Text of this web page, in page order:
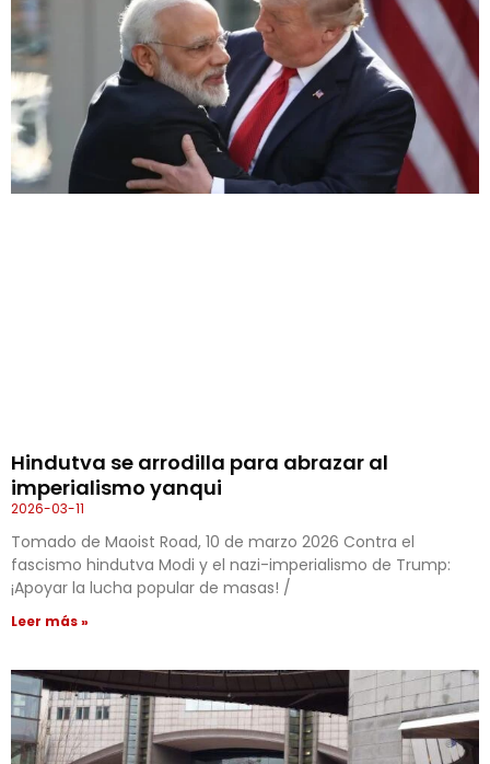
Hindutva se arrodilla para abrazar al
imperialismo yanqui
2026-03-11
Tomado de Maoist Road, 10 de marzo 2026 Contra el
fascismo hindutva Modi y el nazi-imperialismo de Trump:
¡Apoyar la lucha popular de masas! /
Leer más »